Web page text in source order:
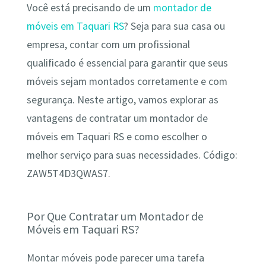
Você está precisando de um montador de
móveis em Taquari RS? Seja para sua casa ou
empresa, contar com um profissional
qualificado é essencial para garantir que seus
móveis sejam montados corretamente e com
segurança. Neste artigo, vamos explorar as
vantagens de contratar um montador de
móveis em Taquari RS e como escolher o
melhor serviço para suas necessidades. Código:
ZAW5T4D3QWAS7.
Por Que Contratar um Montador de
Móveis em Taquari RS?
Montar móveis pode parecer uma tarefa